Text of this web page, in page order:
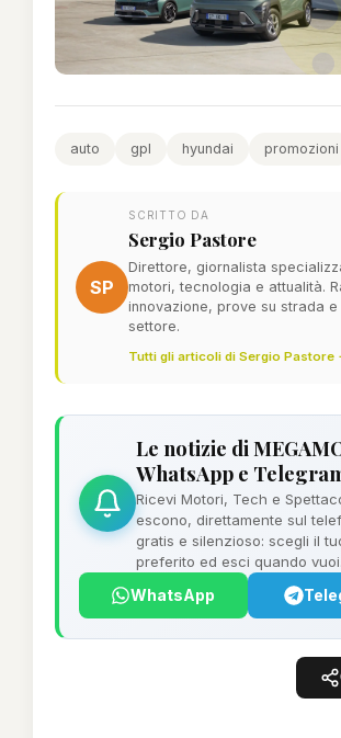
auto gpl hyundai promozioni
SP
SCRITTO DA
Sergio Pastore
Direttore, giornalista
motori, tecnologia e attualità.
innovazione, prove su strada e
settore.
Tutti gli articoli di Sergio Pastore
Le notizie di
WhatsApp e
Ricevi Motori, Tech e
escono, direttamente sul
gratis e silenzioso: scegli il
preferito ed esci quando vuoi.
WhatsApp